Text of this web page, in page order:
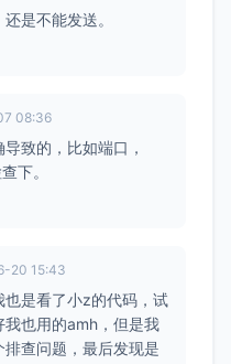
是不能发送。
08:36
致的，比如端口，
下。
20 15:43
是看了小z的代码，试
我也用的amh，但是我
查问题，最后发现是